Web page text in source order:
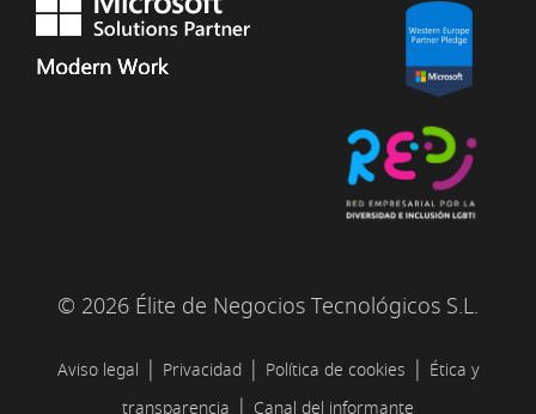
© 2026 Élite de Negocios Tecnológicos S.L.
Aviso legal | Privacidad| Política de cookies | Ética y
transparencia | Canal del informante